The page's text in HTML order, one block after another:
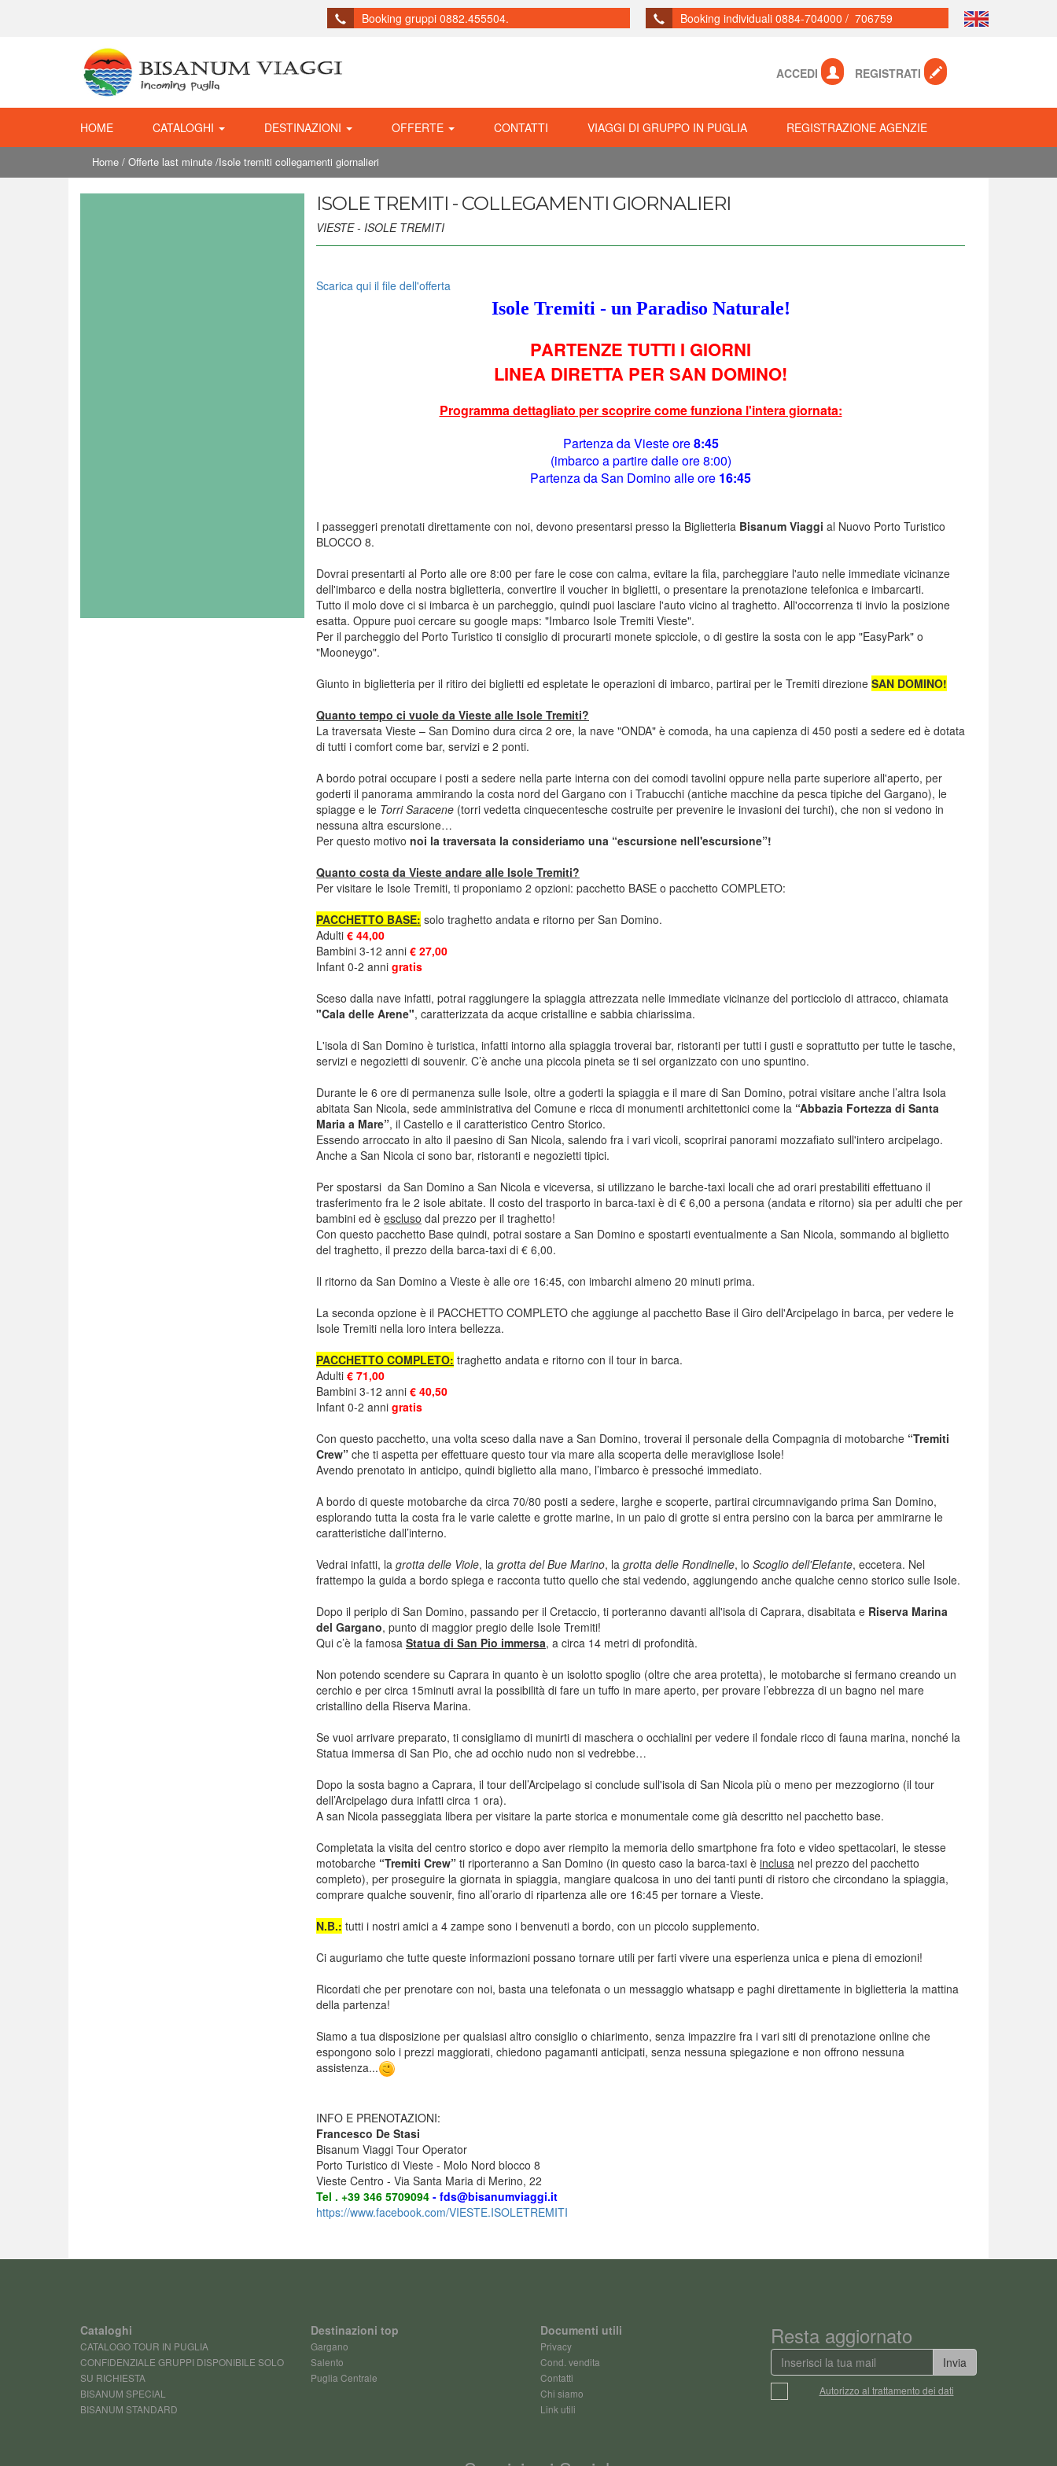
Booking individuali 0884-704000 / 706759
Booking gruppi 0882.455504.
ACCEDI REGISTRATI
HOME CATALOGHI DESTINAZIONI OFFERTE CONTATTI VIAGGI DI GRUPPO IN PUGLIA REGISTRAZIONE AGENZIE
Home / Offerte last minute /Isole tremiti collegamenti giornalieri
ISOLE TREMITI - COLLEGAMENTI GIORNALIERI
VIESTE - ISOLE TREMITI
Scarica qui il file dell'offerta
Isole Tremiti - un Paradiso Naturale!
PARTENZE TUTTI I GIORNI
LINEA DIRETTA PER SAN DOMINO!
Programma dettagliato per scoprire come funziona l'intera giornata:
Partenza da Vieste ore8:45
(imbarco a partire dalle ore 8:00)
Partenza da San Domino alle ore 16:45
I passeggeri prenotati direttamente con noi, devono presentarsi presso la Biglietteria Bisanum Viaggi al Nuovo Porto Turistico
BLOCCO 8.
Dovrai presentarti al Porto alle ore 8:00 per fare le cose con calma, evitare la fila, parcheggiare l'auto nelle immediate vicinanze
dell'imbarco e della nostra biglietteria, convertire il voucher in biglietti, o presentare la prenotazione telefonica e imbarcarti.
Tutto il molo dove ci si imbarca è un parcheggio, quindi puoi lasciare l'auto vicino al traghetto. All'occorrenza ti invio la posizione
esatta. Oppure puoi cercare su google maps: "Imbarco Isole Tremiti Vieste".
Per il parcheggio del Porto Turistico ti consiglio di procurarti monete spicciole, o di gestire la sosta con le app "EasyPark" o
"Mooneygo".
Giunto in biglietteria per il ritiro dei biglietti ed espletate le operazioni di imbarco, partirai per le Tremiti direzione SAN DOMINO!
Quanto tempo ci vuole da Vieste alle Isole Tremiti?
La traversata Vieste – San Domino dura circa 2 ore, la nave "ONDA" è comoda, ha una capienza di 450 posti a sedere ed è dotata
di tutti i comfort come bar, servizi e 2 ponti.
A bordo potrai occupare i posti a sedere nella parte interna con dei comodi tavolini oppure nella parte superiore all'aperto, per
goderti il ​​panorama ammirando la costa nord del Gargano con i Trabucchi (antiche macchine da pesca tipiche del Gargano), le
spiagge e le Torri Saracene (torri vedetta cinquecentesche costruite per prevenire le invasioni dei turchi), che non si vedono in
nessuna altra escursione…
Per questo motivo noi la traversata la consideriamo una “escursione nell'escursione”!
Quanto costa da Vieste andare alle Isole Tremiti?
Per visitare le Isole Tremiti, ti proponiamo 2 opzioni: pacchetto BASE o pacchetto COMPLETO:
PACCHETTO BASE: solo traghetto andata e ritorno per San Domino.
Adulti € 44,00
Bambini 3-12 anni € 27,00
Infant 0-2 anni gratis
Sceso dalla nave infatti, potrai raggiungere la spiaggia attrezzata nelle immediate vicinanze del porticciolo di attracco, chiamata
"Cala delle Arene", caratterizzata da acque cristalline e sabbia chiarissima.
L'isola di San Domino è turistica, infatti intorno alla spiaggia troverai bar, ristoranti per tutti i gusti e soprattutto per tutte le tasche,
servizi e negozietti di souvenir. C’è anche una piccola pineta se ti sei organizzato con uno spuntino.
Durante le 6 ore di permanenza sulle Isole, oltre a goderti la spiaggia e il mare di San Domino, potrai visitare anche l’altra Isola
abitata San Nicola, sede amministrativa del Comune e ricca di monumenti architettonici come la “Abbazia Fortezza di Santa
Maria a Mare”, il Castello e il caratteristico Centro Storico.
Essendo arroccato in alto il paesino di San Nicola, salendo fra i vari vicoli, scoprirai panorami mozzafiato sull'intero arcipelago.
Anche a San Nicola ci sono bar, ristoranti e negozietti tipici.
Per spostarsi da San Domino a San Nicola e viceversa, si utilizzano le barche-taxi locali che ad orari prestabiliti effettuano il
trasferimento fra le 2 isole abitate. Il costo del trasporto in barca-taxi è di € 6,00 a persona (andata e ritorno) sia per adulti che per
bambini ed è escluso dal prezzo per il traghetto!
Con questo pacchetto Base quindi, potrai sostare a San Domino e spostarti eventualmente a San Nicola, sommando al biglietto
del traghetto, il prezzo della barca-taxi di € 6,00.
Il ritorno da San Domino a Vieste è alle ore 16:45, con imbarchi almeno 20 minuti prima.
La seconda opzione è il PACCHETTO COMPLETO che aggiunge al pacchetto Base il Giro dell'Arcipelago in barca, per vedere le
Isole Tremiti nella loro intera bellezza.
PACCHETTO COMPLETO: traghetto andata e ritorno con il tour in barca.
Adulti € 71,00
Bambini 3-12 anni € 40,50
Infant 0-2 anni gratis
Con questo pacchetto, una volta sceso dalla nave a San Domino, troverai il personale della Compagnia di motobarche “Tremiti
Crew” che ti aspetta per effettuare questo tour via mare alla scoperta delle meravigliose Isole!
Avendo prenotato in anticipo, quindi biglietto alla mano, l’imbarco è pressoché immediato.
A bordo di queste motobarche da circa 70/80 posti a sedere, larghe e scoperte, partirai circumnavigando prima San Domino,
esplorando tutta la costa fra le varie calette e grotte marine, in un paio di grotte si entra persino con la barca per ammirarne le
caratteristiche dall’interno.
Vedrai infatti, la grotta delle Viole, la grotta del Bue Marino, la grotta delle Rondinelle, lo Scoglio dell'Elefante, eccetera. Nel
frattempo la guida a bordo spiega e racconta tutto quello che stai vedendo, aggiungendo anche qualche cenno storico sulle Isole.
Dopo il periplo di San Domino, passando per il Cretaccio, ti porteranno davanti all'isola di Caprara, disabitata e Riserva Marina
del Gargano, punto di maggior pregio delle Isole Tremiti!
Qui c’è la famosa Statua di San Pio immersa, a circa 14 metri di profondità.
Non potendo scendere su Caprara in quanto è un isolotto spoglio (oltre che area protetta), le motobarche si fermano creando un
cerchio e per circa 15minuti avrai la possibilità di fare un tuffo in mare aperto, per provare l’ebbrezza di un bagno nel mare
cristallino della Riserva Marina.
Se vuoi arrivare preparato, ti consigliamo di munirti di maschera o occhialini per vedere il fondale ricco di fauna marina, nonché la
Statua immersa di San Pio, che ad occhio nudo non si vedrebbe…
Dopo la sosta bagno a Caprara, il tour dell’Arcipelago si conclude sull'isola di San Nicola più o meno per mezzogiorno (il tour
dell’Arcipelago dura infatti circa 1 ora).
A san Nicola passeggiata libera per visitare la parte storica e monumentale come già descritto nel pacchetto base.
Completata la visita del centro storico e dopo aver riempito la memoria dello smartphone fra foto e video spettacolari, le stesse
motobarche “Tremiti Crew” ti riporteranno a San Domino (in questo caso la barca-taxi è inclusa nel prezzo del pacchetto
completo), per proseguire la giornata in spiaggia, mangiare qualcosa in uno dei tanti punti di ristoro che circondano la spiaggia,
comprare qualche souvenir, fino all’orario di ripartenza alle ore 16:45 per tornare a Vieste.
N.B.: tutti i nostri amici a 4 zampe sono i benvenuti a bordo, con un piccolo supplemento.
Ci auguriamo che tutte queste informazioni possano tornare utili per farti vivere una esperienza unica e piena di emozioni!
Ricordati che per prenotare con noi, basta una telefonata o un messaggio whatsapp e paghi direttamente in biglietteria la mattina
della partenza!
Siamo a tua disposizione per qualsiasi altro consiglio o chiarimento, senza impazzire fra i vari siti di prenotazione online che
espongono solo i prezzi maggiorati, chiedono pagamanti anticipati, senza nessuna spiegazione e non offrono nessuna
assistenza...
INFO E PRENOTAZIONI:
Francesco De Stasi
Bisanum Viaggi Tour Operator
Porto Turistico di Vieste - Molo Nord blocco 8
Vieste Centro - Via Santa Maria di Merino, 22
Tel . +39 346 5709094 - fds@bisanumviaggi.it
https://www.facebook.com/VIESTE.ISOLETREMITI
Cataloghi
CATALOGO TOUR IN PUGLIA
CONFIDENZIALE GRUPPI DISPONIBILE SOLO
SU RICHIESTA
BISANUM SPECIAL
BISANUM STANDARD
Destinazioni top
Gargano
Salento
Puglia Centrale
Documenti utili
Privacy
Cond. vendita
Contatti
Chi siamo
Link utili
Resta aggiornato
Invia
Autorizzo al trattamento dei dati